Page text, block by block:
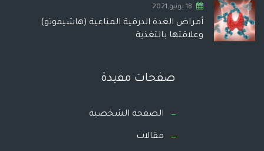
18 يونيو,2021
أمراض الغدة الدرقية المناعية (هاشيموتو)
وعلاقتها بالتغذية
صفحات مفيدة
الصفحة الشخصية
مقالات